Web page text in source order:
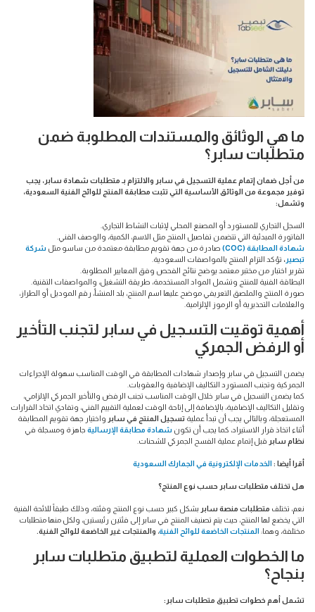
ما هي الوثائق والمستندات المطلوبة ضمن
متطلبات سابر؟
من أجل ضمان إتمام عملية التسجيل في سابر والالتزام بـ متطلبات شهادة سابر، يجب
توفير مجموعة من الوثائق الأساسية التي تثبت مطابقة المنتج للوائح الفنية السعودية،
وتشمل:
السجل التجاري للمستورد أو المصنع المحلي لإثبات النشاط التجاري.
الفاتورة المبدئية التي تتضمن تفاصيل المنتج مثل الاسم، الكمية، والوصف الفني.
شهادة المطابقة (COC)
صادرة من جهة تقويم مطابقة معتمدة من ساسو مثلشركة
تبصير،تؤكد التزام المنتج بالمواصفات السعودية.
تقرير اختبار من مختبر معتمد يوضح نتائج الفحص وفق المعايير المطلوبة.
البطاقة الفنية للمنتج وتشمل المواد المستخدمة، طريقة التشغيل، والمواصفات التقنية.
صورة المنتج والملصق التعريفي موضح عليها اسم المنتج، بلد المنشأ، رقم الموديل أو الطراز،
والعلامات التحذيرية أو الرموز الإلزامية.
أهمية توقيت التسجيل في سابر لتجنب التأخير
أو الرفض الجمركي
يضمن التسجيل في سابر وإصدار شهادات المطابقة في الوقت المناسب سهولة الإجراءات
الجمركية وتجنب المستورد التكاليف الإضافية والعقوبات.
كما يضمن التسجيل في سابر خلال الوقت المناسب تجنب الرفض والتأخير الجمركي الإلزامي،
وتقليل التكاليف الإضافية، بالإضافة إلى إتاحة الوقت لعملية التقييم الفني، وتفادي اتخاذ القرارات
المستعجلة، وبالتالي يجب أن تبدأ عمليةتسجيل المنتج في سابرواختيار جهة تقويم المطابقة
أثناء اتخاذ قرار الاستيراد، كما يجب أن تكونشهادة مطابقة الإرساليةجاهزة ومسجلة في
نظام سابرقبل إتمام عملية الفسح الجمركي للشحنات.
أقرا أيضا :الخدمات الإلكترونية في الجمارك السعودية
هل تختلف متطلبات سابر حسب نوع المنتج؟
نعم، تختلفمتطلبات منصة سابربشكل كبير حسب نوع المنتج وفئته، وذلك طبقاً للائحة الفنية
التي يخضع لها المنتج، حيث يتم تصنيف المنتج في سابر إلى فئتين رئيستين، ولكل منها متطلبات
مختلفة، وهما:المنتجات الخاضعة للوائح الفنية،والمنتجات غير الخاضعة للوائح الفنية.
ما الخطوات العملية لتطبيق متطلبات سابر
بنجاح؟
تشمل أهم خطوات تطبيق متطلبات سابر: